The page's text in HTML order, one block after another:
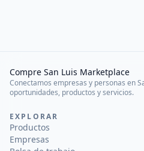
Compre San Luis Marketplace
Conectamos empresas y personas en
oportunidades, productos y servicios.
EXPLORAR
Productos
Empresas